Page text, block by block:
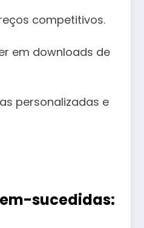
competitivos.
em downloads de
personalizadas e
sucedidas: